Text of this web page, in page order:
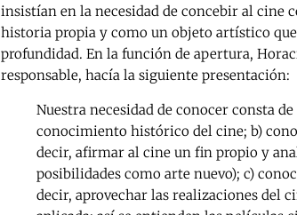
insistían en la necesidad de concebir al cine
historia propia y como un objeto artístico
profundidad. En la función de apertura,
responsable, hacía la siguiente presentación:
Nuestra necesidad de conocer consta
conocimiento histórico del cine; b)
decir, afirmar al cine un fin propio y
posibilidades como arte nuevo); c)
decir, aprovechar las realizaciones del